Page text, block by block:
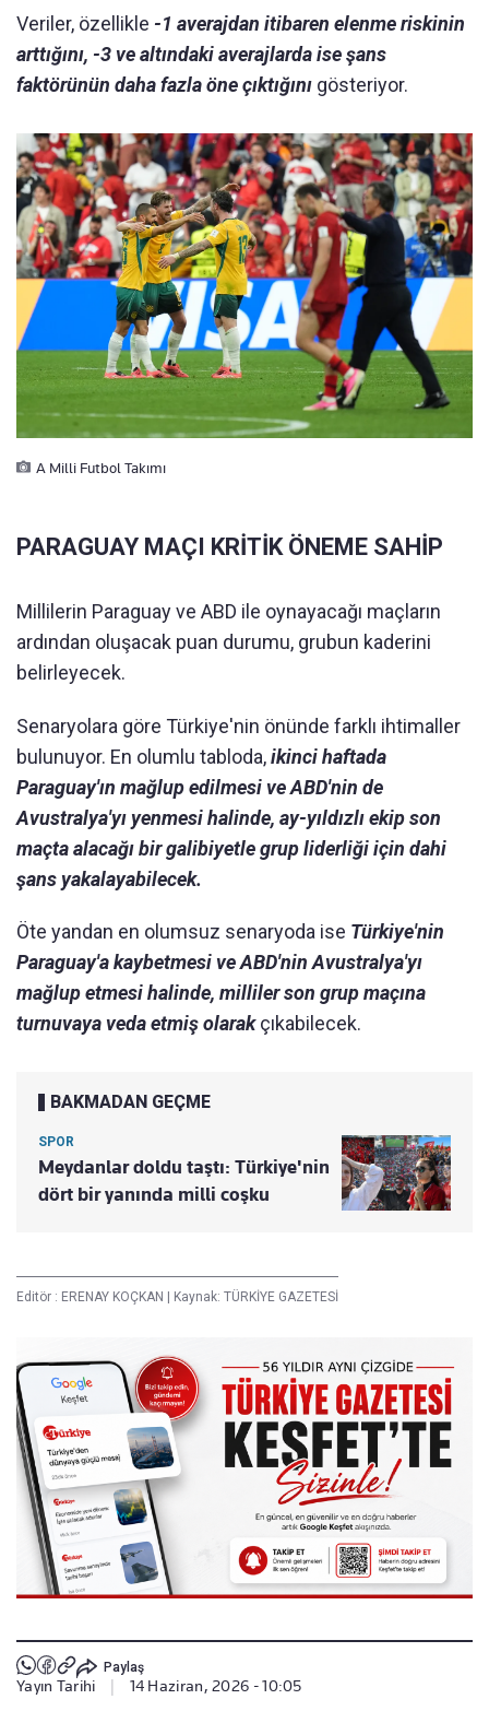
Veriler, özellikle -1 averajdan itibaren elenme riskinin
arttığını, -3 ve altındaki averajlarda ise şans
faktörünün daha fazla öne çıktığını gösteriyor.
A Milli Futbol Takımı
PARAGUAY MAÇI KRİTİK ÖNEME SAHİP
Millilerin Paraguay ve ABD ile oynayacağı maçların
ardından oluşacak puan durumu, grubun kaderini
belirleyecek.
Senaryolara göre Türkiye'nin önünde farklı ihtimaller
bulunuyor. En olumlu tabloda,ikinci haftada
Paraguay'ın mağlup edilmesi ve ABD'nin de
Avustralya'yı yenmesi halinde, ay-yıldızlı ekip son
maçta alacağı bir galibiyetle grup liderliği için dahi
şans yakalayabilecek.
Öte yandan en olumsuz senaryoda ise Türkiye'nin
Paraguay'a kaybetmesi ve ABD'nin Avustralya'yı
mağlup etmesi halinde, milliler son grup maçına
turnuvaya veda etmiş olarakçıkabilecek.
BAKMADAN GEÇME
SPOR
Meydanlar doldu taştı: Türkiye'nin
dört bir yanında milli coşku
Editör : ERENAY KOÇKAN | Kaynak: TÜRKİYE GAZETESİ
Paylaş
Yayın Tarihi 14 Haziran, 2026 - 10:05